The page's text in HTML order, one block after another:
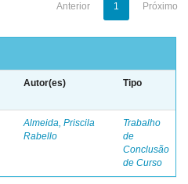
Anterior 1 Próximo
Autor(es) Tipo
Almeida, Priscila
Rabello
Trabalho
de
Conclusão
de Curso